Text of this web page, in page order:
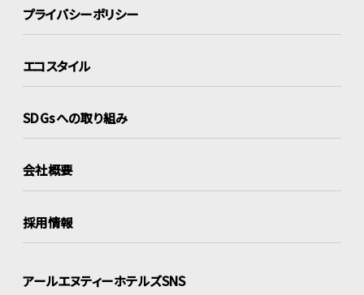
プライバシーポリシー
エコスタイル
SDGsへの取り組み
会社概要
採用情報
アールエヌティーホテルズSNS